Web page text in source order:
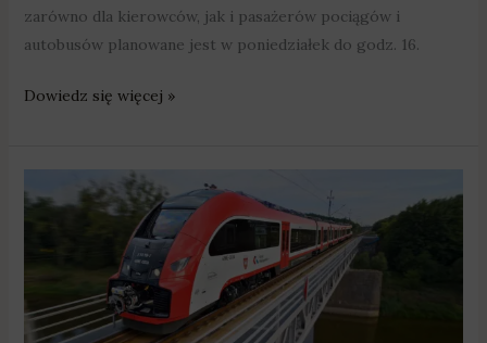
zarówno dla kierowców, jak i pasażerów pociągów i
autobusów planowane jest w poniedziałek do godz. 16.
Dowiedz się więcej »
niedzieli